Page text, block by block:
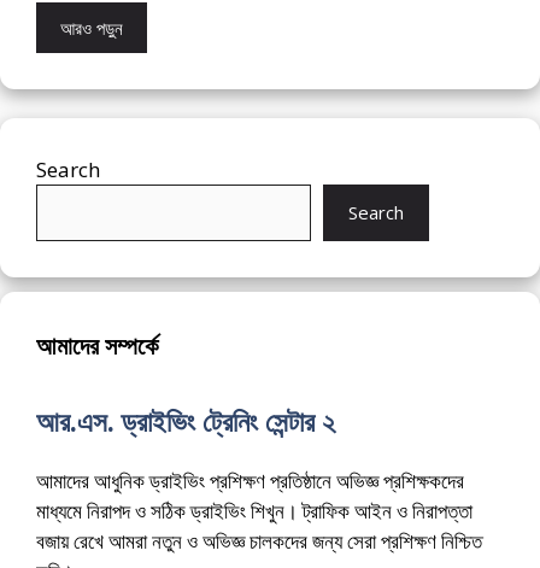
আরও পড়ুন
Search
Search
আমাদের সম্পর্কে
আর.এস. ড্রাইভিং ট্রেনিং সেন্টার ২
আমাদের আধুনিক ড্রাইভিং প্রশিক্ষণ প্রতিষ্ঠানে অভিজ্ঞ প্রশিক্ষকদের
মাধ্যমে নিরাপদ ও সঠিক ড্রাইভিং শিখুন। ট্রাফিক আইন ও নিরাপত্তা
বজায় রেখে আমরা নতুন ও অভিজ্ঞ চালকদের জন্য সেরা প্রশিক্ষণ নিশ্চিত